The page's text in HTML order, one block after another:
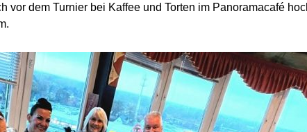
vor dem Turnier bei Kaffee und Torten im Panoramacafé